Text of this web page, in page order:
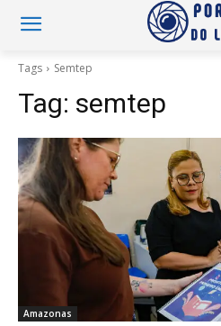
Tags Semtep
Tag: semtep
Amazonas